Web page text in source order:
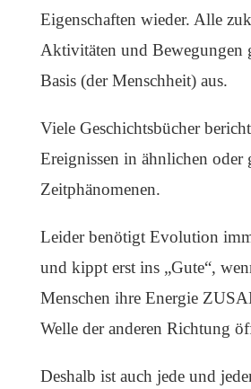
Eigenschaften wieder. Alle
Aktivitäten und Bewegungen
Basis (der Menschheit) aus.
Viele Geschichtsbücher
Ereignissen in ähnlichen oder
Zeitphänomenen.
Leider benötigt Evolution
und kippt erst ins „Gute“,
Menschen ihre Energie
Welle der anderen Richtung
Deshalb ist auch jede und